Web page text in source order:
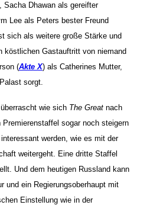
Dhawan als gereifter
Lee als Peters bester Freund
sich als weitere große Stärke und
köstlichen Gastauftritt von niemand
(Akte X) als Catherines Mutter,
sorgt.
wie sich The Great nach
sogar noch steigern
werden, wie es mit der
weitergeht. Eine dritte Staffel
Und dem heutigen Russland kann
und ein Regierungsoberhaupt mit
Einstellung wie in der